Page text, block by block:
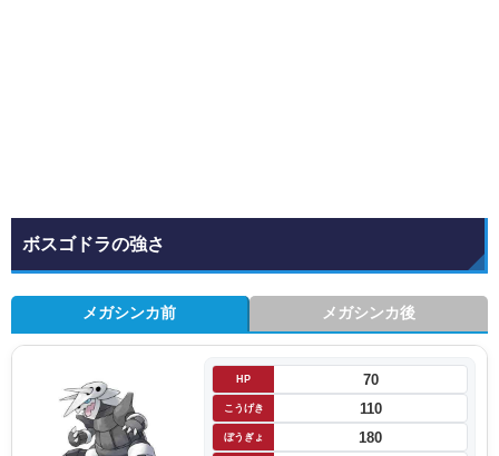
ボスゴドラの強さ
メガシンカ前 メガシンカ後
HP 70
こうげき 110
ぼうぎょ 180